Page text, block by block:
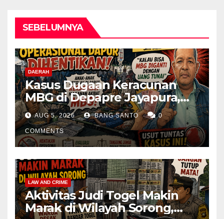
SEBELUMNYA
DAERAH
Kasus Dugaan Keracunan
MBG di Depapre Jayapura,
Aktivis Papua Minta
Operasional Dapur
Dihentikan & Evaluasi
Menyeluruh
AUG 5, 2026 BANG SANTO 0
COMMENTS
LAW AND CRIME
Aktivitas Judi Togel Makin
Marak di Wilayah Sorong,